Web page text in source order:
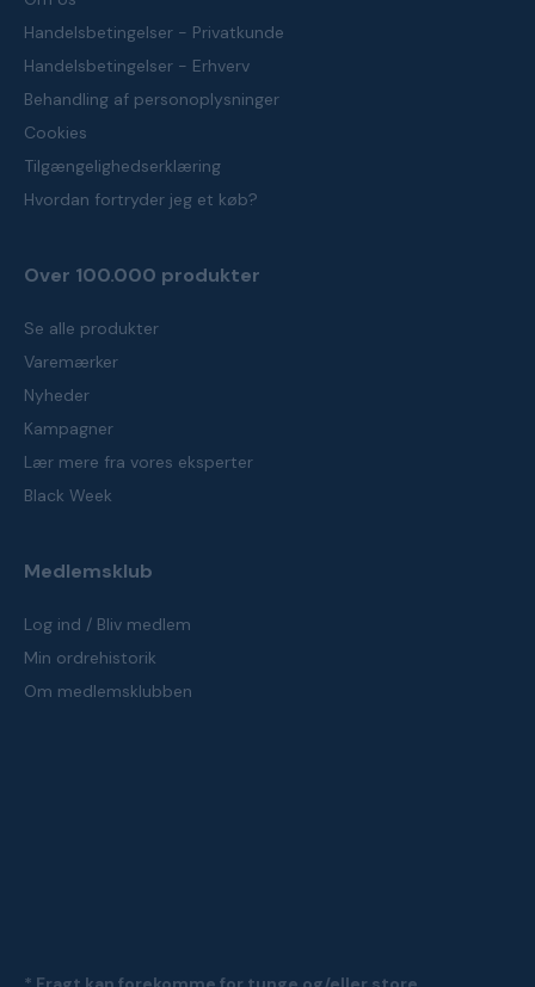
Handelsbetingelser - Privatkunde
Handelsbetingelser - Erhverv
Behandling af personoplysninger
Cookies
Tilgængelighedserklæring
Hvordan fortryder jeg et køb?
Over 100.000 produkter
Se alle produkter
Varemærker
Nyheder
Kampagner
Lær mere fra vores eksperter
Black Week
Medlemsklub
Log ind / Bliv medlem
Min ordrehistorik
Om medlemsklubben